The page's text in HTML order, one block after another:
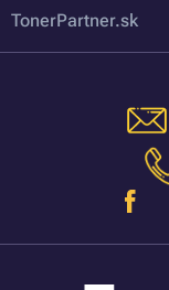
TonerPartner.sk